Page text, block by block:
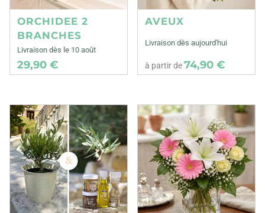
ORCHIDEE 2
BRANCHES
Livraison dès le 10 août
29,90 €
AVEUX
Livraison dès aujourd'hui
à partir de74,90 €